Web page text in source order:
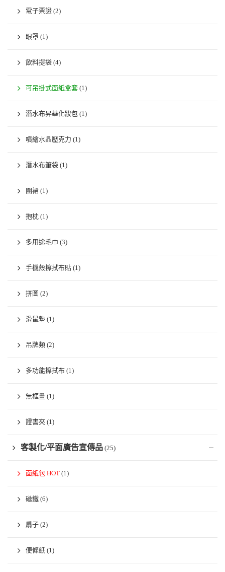
電子票證 (2)
眼罩 (1)
飲料提袋 (4)
可吊掛式面紙盒套 (1)
潛水布昇華化妝包 (1)
噴繪水晶壓克力 (1)
潛水布筆袋 (1)
圍裙 (1)
抱枕 (1)
多用途毛巾 (3)
手機殼擦拭布貼 (1)
拼圖 (2)
滑鼠墊 (1)
吊牌類 (2)
多功能擦拭布 (1)
無框畫 (1)
證書夾 (1)
客製化/平面廣告宣傳品 (25)
面紙包 HOT (1)
磁鐵 (6)
扇子 (2)
便條紙 (1)